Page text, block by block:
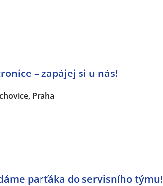
– zapájej si u nás!
Praha
parťáka do servisního týmu!